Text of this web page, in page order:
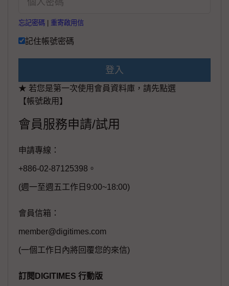
忘記密碼 重寄啟用信
記住帳號密碼
登入
★ 若您是第一次使用會員資料庫，請先點選
【帳號啟用】
會員服務申請/試用
申請專線：
+886-02-87125398。
(週一至週五工作日9:00~18:00)
會員信箱：
member@digitimes.com
(一個工作日內將回覆您的來信)
訂閱DIGITIMES 行動版